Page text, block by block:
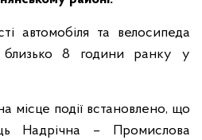
автомобіля та велосипеда
близько 8 години ранку у
місце події встановлено, що
Надрічна – Промислова